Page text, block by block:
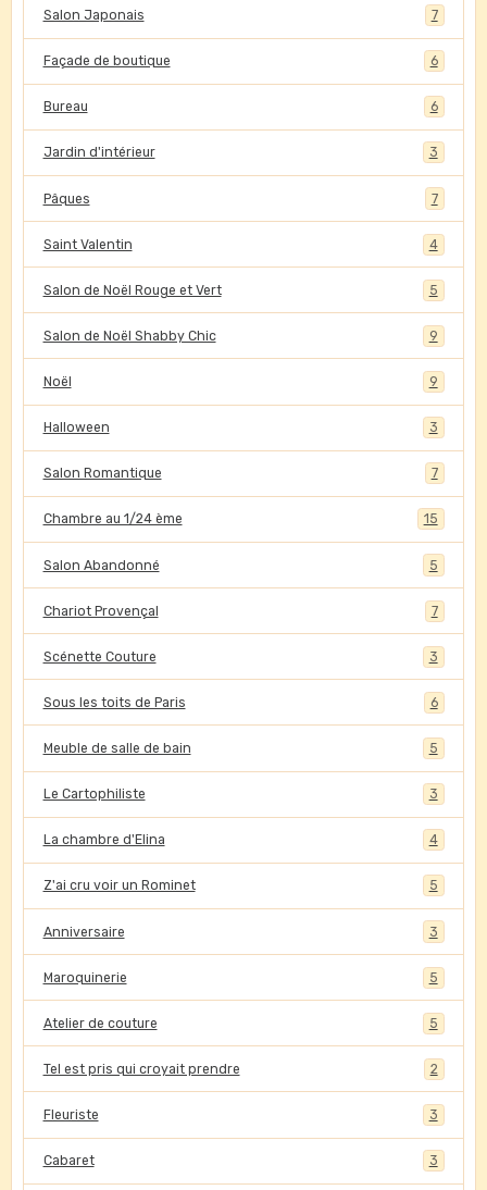
Salon Japonais 7
Façade de boutique 6
Bureau 6
Jardin d'intérieur 3
Pâques 7
Saint Valentin 4
Salon de Noël Rouge et Vert 5
Salon de Noël Shabby Chic 9
Noël 9
Halloween 3
Salon Romantique 7
Chambre au 1/24 ème 15
Salon Abandonné 5
Chariot Provençal 7
Scénette Couture 3
Sous les toits de Paris 6
Meuble de salle de bain 5
Le Cartophiliste 3
La chambre d'Elina 4
Z'ai cru voir un Rominet 5
Anniversaire 3
Maroquinerie 5
Atelier de couture 5
Tel est pris qui croyait prendre 2
Fleuriste 3
Cabaret 3